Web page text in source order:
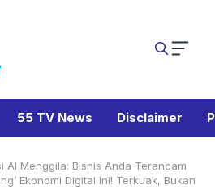
55 TV News Disclaimer
AI Menggila: Bisnis Anda Terancam
Ekonomi Digital Ini! Terkuak, Bukan